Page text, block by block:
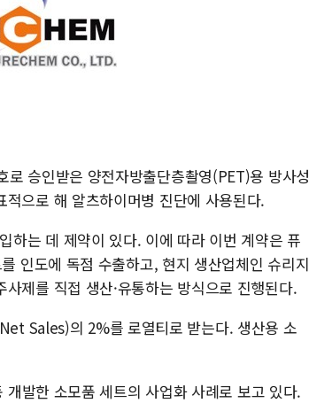
승인받은 양전자방출단층촬영(PET)용 방사성
으로 해 알츠하이머병 진단에 사용된다.
하는 데 제약이 있다. 이에 따라 이번 계약은 퓨
인도에 독점 수출하고, 현지 생산업체인 슈리지
제를 직접 생산·유통하는 방식으로 진행된다.
Sales)의 2%를 로열티로 받는다. 생산용 소
발한 소모품 세트의 사업화 사례로 보고 있다.